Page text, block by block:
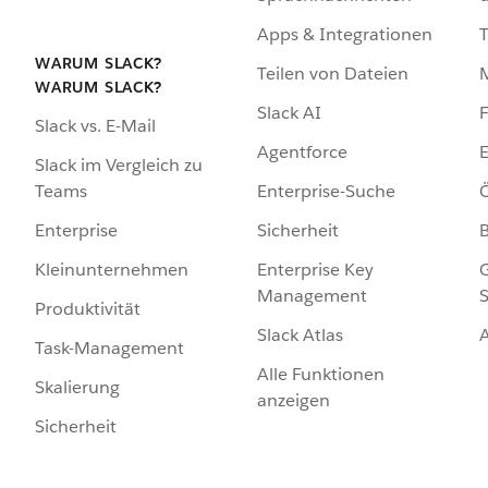
WARUM SLACK?
WARUM SLACK?
Slack vs. E-Mail
Slack im Vergleich zu
Teams
Enterprise
Kleinunternehmen
Produktivität
Task-Management
Skalierung
Sicherheit
Apps & Integrationen
Teilen von Dateien
Slack AI
Agentforce
Enterprise-Suche
Sicherheit
Enterprise Key
Management
Slack Atlas
Alle Funktionen
anzeigen